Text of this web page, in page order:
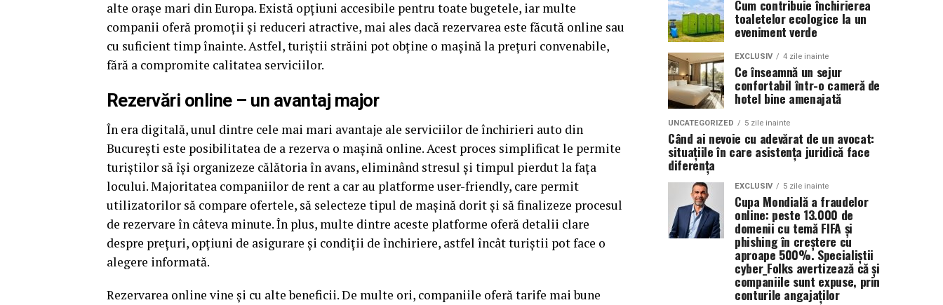
alte orașe mari din Europa. Există opțiuni accesibile pentru toate bugetele, iar multe
companii oferă promoții și reduceri atractive, mai ales dacă rezervarea este făcută online sau
cu suficient timp înainte. Astfel, turiștii străini pot obține o mașină la prețuri convenabile,
fără a compromite calitatea serviciilor.
Rezervări online – un avantaj major
În era digitală, unul dintre cele mai mari avantaje ale serviciilor de închirieri auto din
București este posibilitatea de a rezerva o mașină online. Acest proces simplificat le permite
turiștilor să își organizeze călătoria în avans, eliminând stresul și timpul pierdut la fața
locului. Majoritatea companiilor de rent a car au platforme user-friendly, care permit
utilizatorilor să compare ofertele, să selecteze tipul de mașină dorit și să finalizeze procesul
de rezervare în câteva minute. În plus, multe dintre aceste platforme oferă detalii clare
despre prețuri, opțiuni de asigurare și condiții de închiriere, astfel încât turiștii pot face o
alegere informată.
Rezervarea online vine și cu alte beneficii. De multe ori, companiile oferă tarife mai bune
Cum contribuie închirierea
toaletelor ecologice la un
eveniment verde
EXCLUSIV 4 zile inainte
Ce înseamnă un sejur
confortabil într-o cameră de
hotel bine amenajată
UNCATEGORIZED 5 zile inainte
Când ai nevoie cu adevărat de un avocat:
situațiile în care asistența juridică face
diferența
EXCLUSIV 5 zile inainte
Cupa Mondială a fraudelor
online: peste 13.000 de
domenii cu temă FIFA și
phishing în creștere cu
aproape 500%. Specialiștii
cyber_Folks avertizează că și
companiile sunt expuse, prin
conturile angajaților